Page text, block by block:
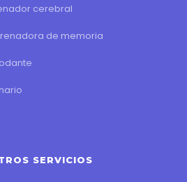
cerebral
de memoria
SERVICIOS